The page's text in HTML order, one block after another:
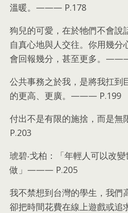
溫暖。——— P.178
狗兒的可愛 ， 在於牠們不會說
自真心地與人交往。 你用幾分
會回報幾分 ， 甚至更多。
公共事務之於我 ， 是將我扛到
的更高、 更廣。——— P.199
付出不是有限的施捨 ， 而是無
P.203
琥碧‧戈柏 ： 「年輕人可以改
做」 ——— P.205
我不禁想到台灣的學生 ， 我們
卻把時間花費在線上遊戲或追